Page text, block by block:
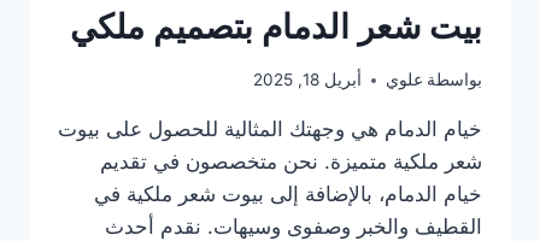
بيت شعر الدمام بتصميم ملكي
بواسطة علوي أبريل 18, 2025
خيام الدمام هي وجهتك المثالية للحصول على بيوت
شعر ملكية متميزة. نحن متخصصون في تقديم
خيام الدمام، بالإضافة إلى بيوت شعر ملكية في
القطيف والخبر وصفوى وسيهات. نقدم أحدث